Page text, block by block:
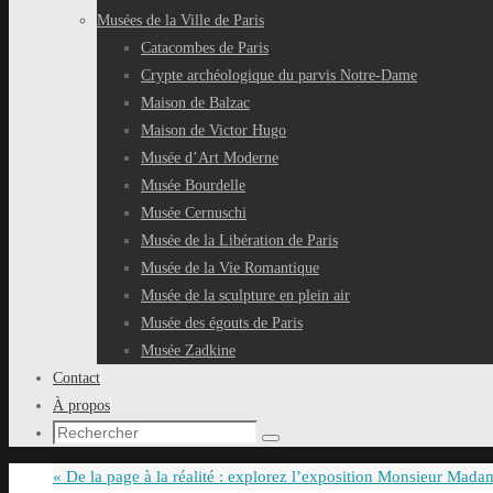
Musées de la Ville de Paris
Catacombes de Paris
Crypte archéologique du parvis Notre-Dame
Maison de Balzac
Maison de Victor Hugo
Musée d’Art Moderne
Musée Bourdelle
Musée Cernuschi
Musée de la Libération de Paris
Musée de la Vie Romantique
Musée de la sculpture en plein air
Musée des égouts de Paris
Musée Zadkine
Contact
À propos
Recherche
:
Rechercher
« De la page à la réalité : explorez l’exposition Monsieur